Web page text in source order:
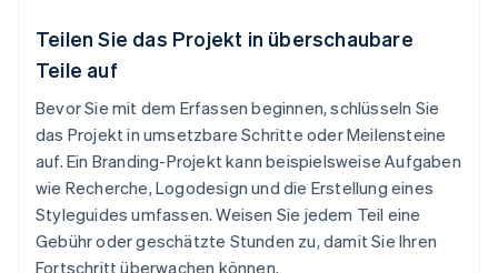
Teilen Sie das Projekt in überschaubare
Teile auf
Bevor Sie mit dem Erfassen beginnen, schlüsseln Sie
das Projekt in umsetzbare Schritte oder Meilensteine
auf. Ein Branding-Projekt kann beispielsweise Aufgaben
wie Recherche, Logodesign und die Erstellung eines
Styleguides umfassen. Weisen Sie jedem Teil eine
Gebühr oder geschätzte Stunden zu, damit Sie Ihren
Fortschritt überwachen können.